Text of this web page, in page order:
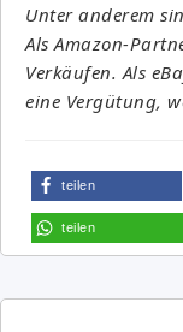
Unter anderem
Als Amazon-
Verkäufen. Als
eine Vergütung,
teilen
teilen